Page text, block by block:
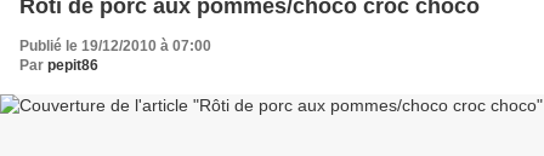
Rôti de porc aux pommes/choco croc choco
Publié le 19/12/2010 à 07:00
Par pepit86